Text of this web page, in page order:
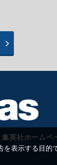
集英社ホームペ
を表示する目的